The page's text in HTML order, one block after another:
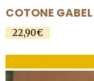
COTONE GABEL
22,90€